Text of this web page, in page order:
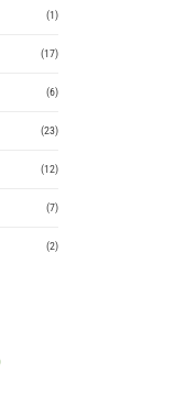
(1)
(17)
(6)
(23)
(12)
(7)
(2)